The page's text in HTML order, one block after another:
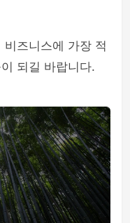
즈니스에 가장 적
되길 바랍니다.